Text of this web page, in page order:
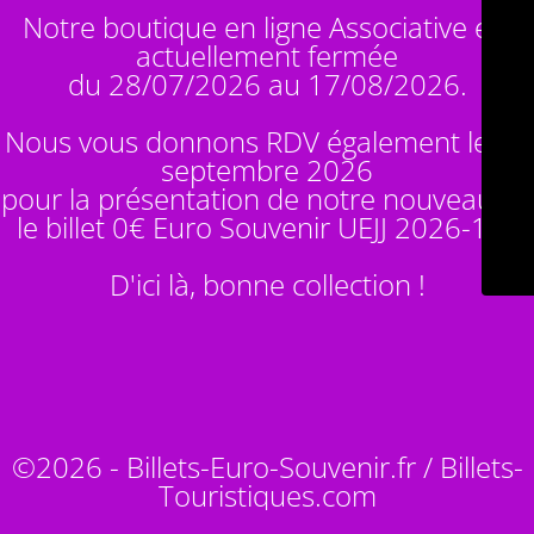
Notre boutique en ligne Associative est
actuellement fermée
du 28/07/2026 au 17/08/2026.
Nous vous donnons RDV également le 14
septembre 2026
pour la présentation de notre nouveauté :
le billet 0€ Euro Souvenir UEJJ 2026-10
D'ici là, bonne collection !
©2026 - Billets-Euro-Souvenir.fr / Billets-
Touristiques.com